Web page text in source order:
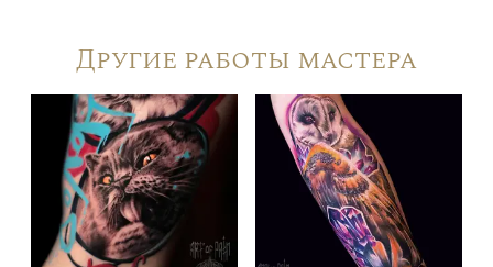
Другие работы мастера